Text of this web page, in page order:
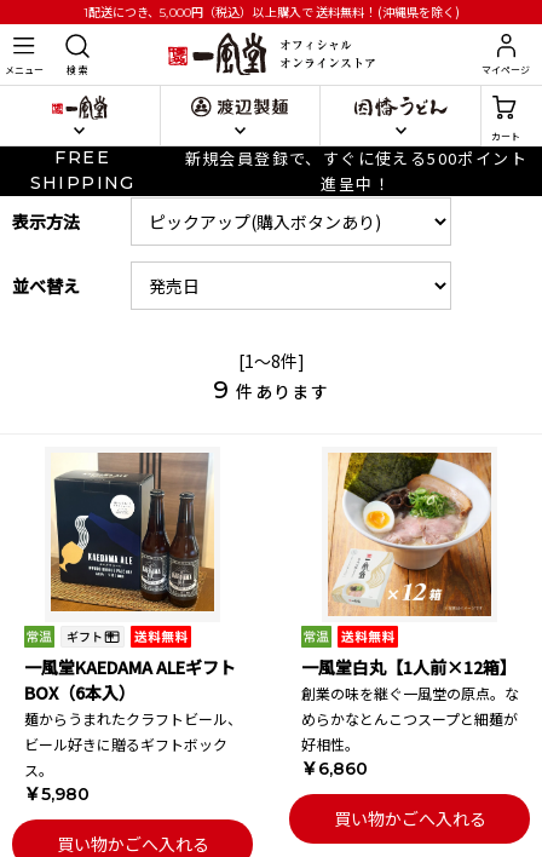
1配送につき、5,000円 （税込）以上購入で送料無料！(沖縄県を除く)
メニュー 検 索 マイページ
カート
FREE
SHIPPING
新規会員登録で、すぐに使える500ポイント
進呈中！
表示方法
並べ替え
[1～8件]
9 件あります
一風堂KAEDAMA ALEギフト
BOX（6本入）
麺からうまれたクラフトビール、
ビール好きに贈るギフトボック
ス。
￥5,980
買い物かごへ入れる
一風堂白丸【1人前×12箱】
創業の味を継ぐ一風堂の原点。な
めらかなとんこつスープと細麺が
好相性。
￥6,860
買い物かごへ入れる